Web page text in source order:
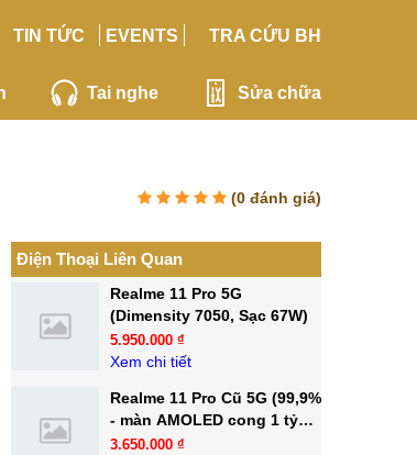
TIN TỨC EVENTS TRA CỨU BH
Tai nghe Sửa chữa
(0 đánh giá)
Điện Thoại Liên Quan
Realme 11 Pro 5G
(Dimensity 7050, Sạc 67W)
5.950.000 ₫
Xem chi tiết
Realme 11 Pro Cũ 5G (99,9%
- màn AMOLED cong 1 tỷ
màu)
3.650.000 ₫